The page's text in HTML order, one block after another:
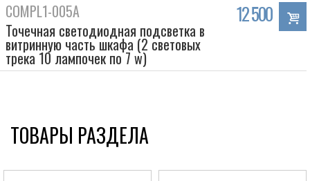
COMPL1-005A
Точечная светодиодная подсветка в
витринную часть шкафа (2 световых
трека 10 лампочек по 7 w)
12 500
ТОВАРЫ РАЗДЕЛА